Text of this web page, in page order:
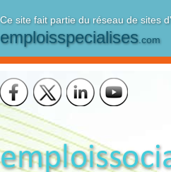
Ce site fait partie du réseau de sites
emploisspecialises.com